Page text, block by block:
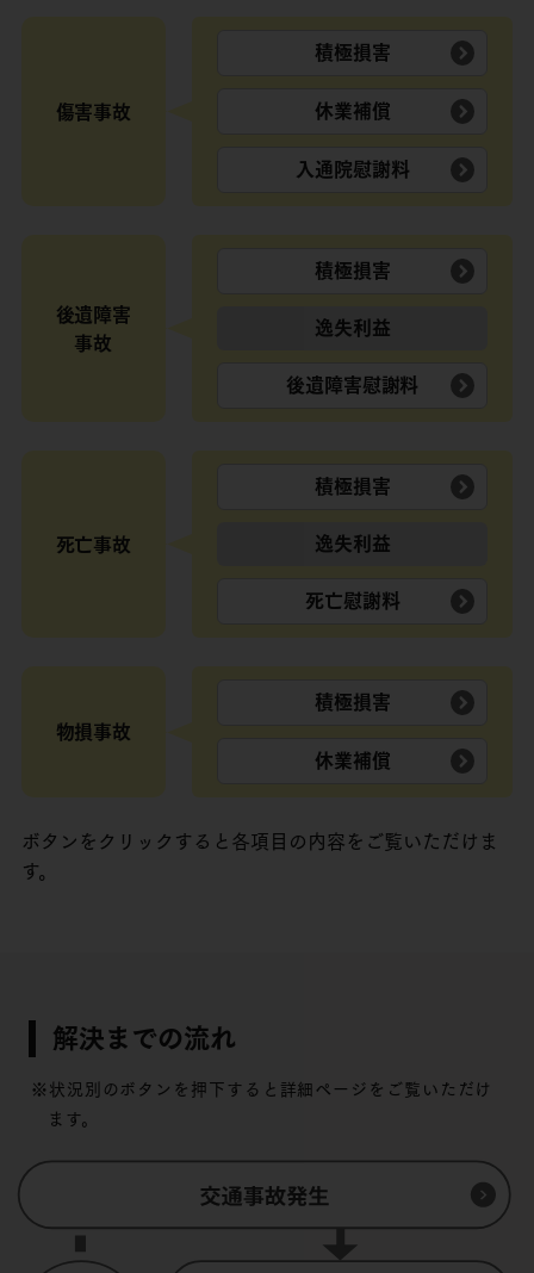
傷害事故
積極損害
休業補償
入通院慰謝料
後遺障害
事故
積極損害
逸失利益
後遺障害慰謝料
死亡事故
積極損害
逸失利益
死亡慰謝料
物損事故
積極損害
休業補償
ボタンをクリックすると各項目の内容をご覧いただけま
す。
解決までの流れ
※状況別のボタンを押下すると詳細ページをご覧いただけ
ます。